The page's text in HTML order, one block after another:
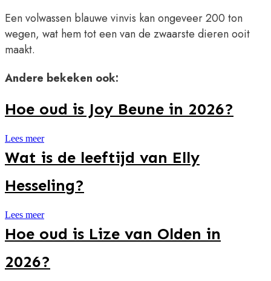
Een volwassen blauwe vinvis kan ongeveer 200 ton
wegen, wat hem tot een van de zwaarste dieren ooit
maakt.
Andere bekeken ook:
Hoe oud is Joy Beune in 2026?
Lees meer
Wat is de leeftijd van Elly
Hesseling?
Lees meer
Hoe oud is Lize van Olden in
2026?